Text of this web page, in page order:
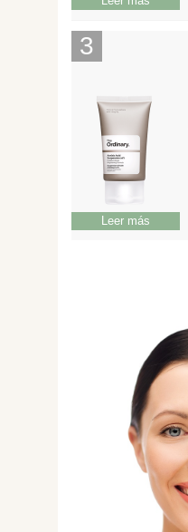
Leer más